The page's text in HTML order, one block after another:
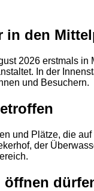
in den
2026 erstmals
In der
und Besuchern.
und Plätze, die
der
öffnen